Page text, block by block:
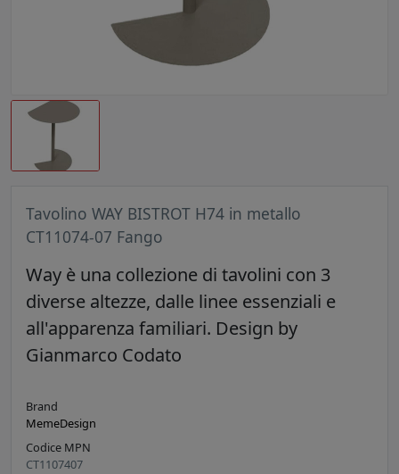
Tavolino WAY BISTROT H74 in metallo
CT11074-07 Fango
Way è una collezione di tavolini con 3
diverse altezze, dalle linee essenziali e
all'apparenza familiari. Design by
Gianmarco Codato
Brand
MemeDesign
Codice MPN
CT1107407